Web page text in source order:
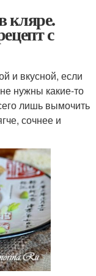
кляре.
с
и вкусной, если
нужны какие-то
лишь вымочить
сочнее и